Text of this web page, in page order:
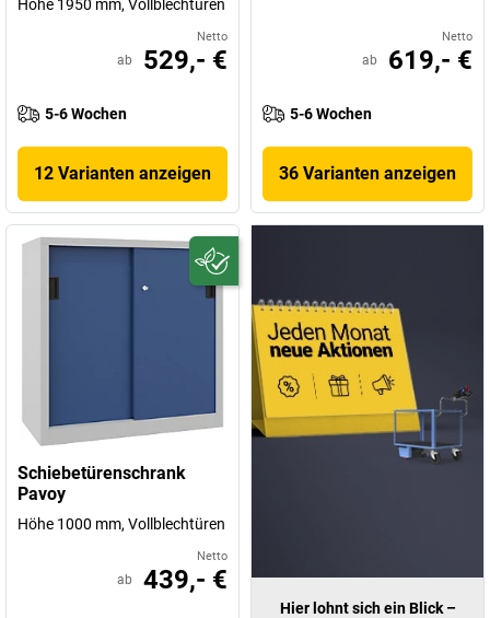
Höhe 1950 mm, Vollblechtüren
Netto
ab 529,- €
5-6 Wochen
12 Varianten anzeigen
Netto
ab 619,- €
5-6 Wochen
36 Varianten anzeigen
Schiebetürenschrank
Pavoy
Höhe 1000 mm, Vollblechtüren
Netto
ab 439,- €
Hier lohnt sich ein Blick –